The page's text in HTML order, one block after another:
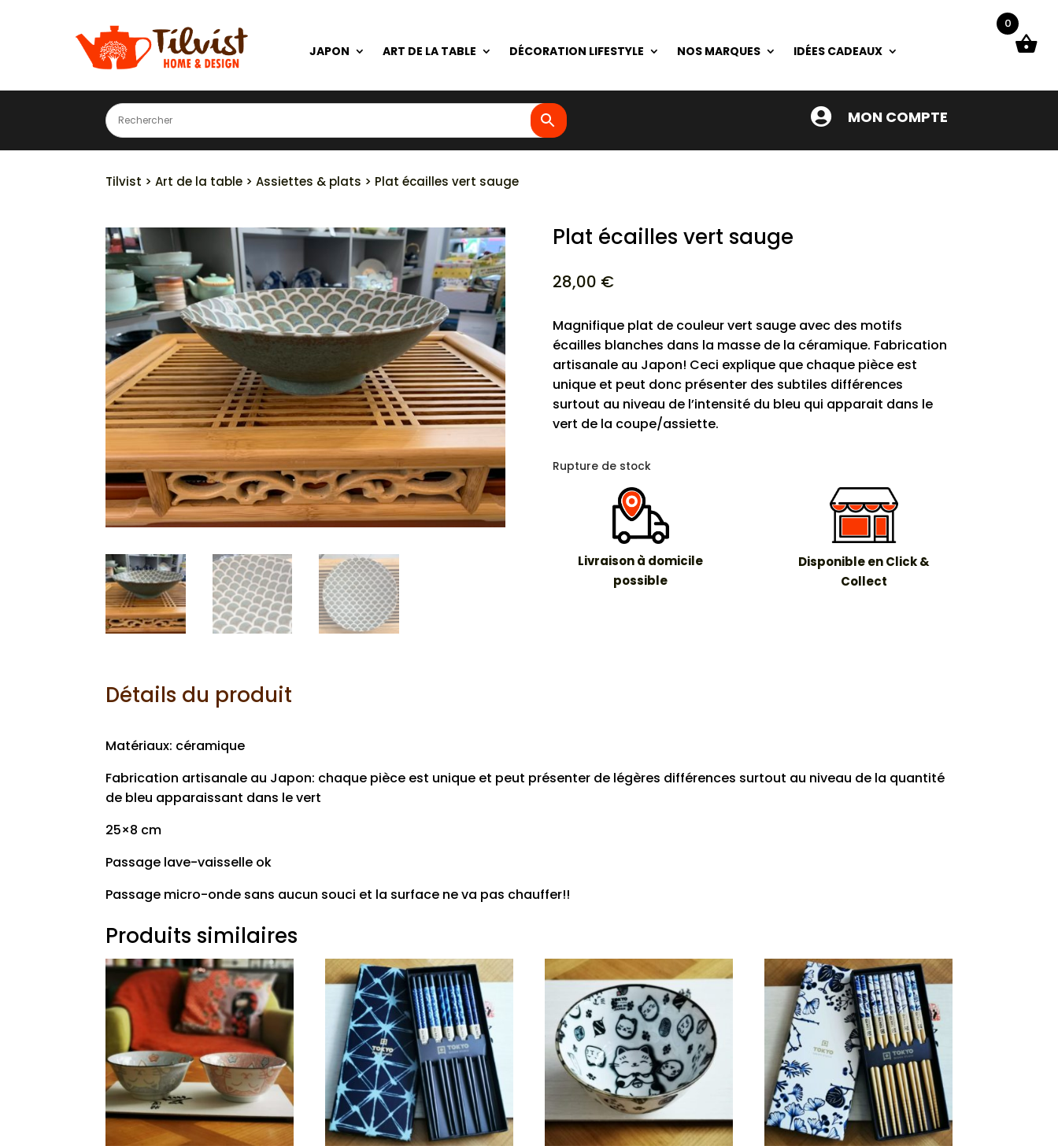
JAPON ART DE LA TABLE DÉCORATION LIFESTYLE NOS MARQUES IDÉES CADEAUX
 MON COMPTE
Tilvist >Art de la table >Assiettes & plats > Plat écailles vert sauge
Plat écailles vert sauge
28,00 €
Magnifique plat de couleur vert sauge avec des motifs
écailles blanches dans la masse de la céramique. Fabrication
artisanale au Japon! Ceci explique que chaque pièce est
unique et peut donc présenter des subtiles différences
surtout au niveau de l’intensité du bleu qui apparait dans le
vert de la coupe/assiette.
Rupture de stock
Livraison à domicile
possible
Disponible en Click &
Collect
Détails du produit
Matériaux: céramique
Fabrication artisanale au Japon: chaque pièce est unique et peut présenter de légères différences surtout au niveau de la quantité
de bleu apparaissant dans le vert
25×8 cm
Passage lave-vaisselle ok
Passage micro-onde sans aucun souci et la surface ne va pas chauffer!!
Produits similaires
0